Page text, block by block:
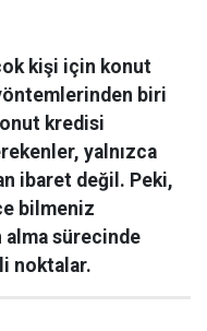
kişi için konut
biri
kredisi
yalnızca
ibaret değil. Peki,
bilmeniz
alma sürecinde
noktalar.